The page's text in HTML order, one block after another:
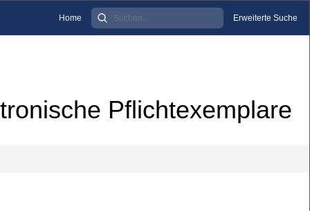
Home Erweiterte Suche
Pflichtexemplare